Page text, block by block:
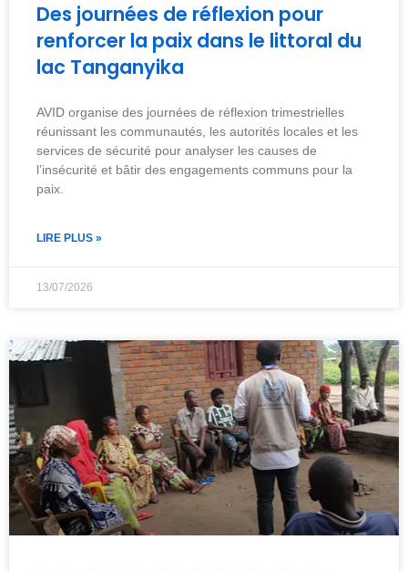
Des journées de réflexion pour
renforcer la paix dans le littoral du
lac Tanganyika
AVID organise des journées de réflexion trimestrielles
réunissant les communautés, les autorités locales et les
services de sécurité pour analyser les causes de
l’insécurité et bâtir des engagements communs pour la
paix.
LIRE PLUS »
13/07/2026